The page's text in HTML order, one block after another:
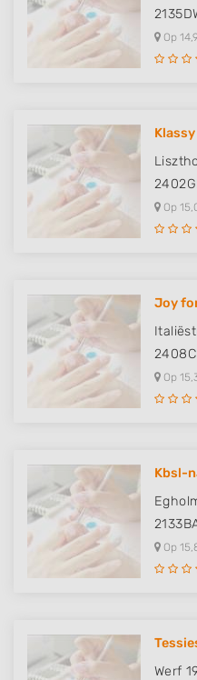
Op
Op
Joy
Op
Kbsl-
Op
Werf
Use limited data to select
IAB Special Features:
actively requested
Non-IAB processing purposes:
Necessary
Performance
Advertising